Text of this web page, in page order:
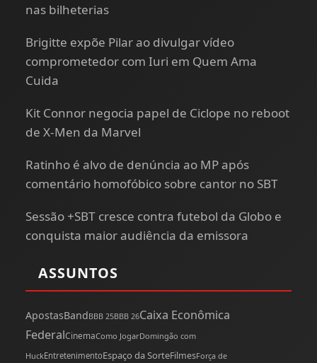
nas bilheterias
Brigitte expõe Pilar ao divulgar vídeo
comprometedor com Iuri em Quem Ama
Cuida
Kit Connor negocia papel de Ciclope no reboot
de X-Men da Marvel
Ratinho é alvo de denúncia ao MP após
comentário homofóbico sobre cantor no SBT
Sessão +SBT cresce contra futebol da Globo e
conquista maior audiência da emissora
ASSUNTOS
ApostasBandBBB 25BBB 26Caixa Econômica
FederalCinemaComo JogarDomingão com
HuckEntretenimentoEspaço da SorteFilmesForça de